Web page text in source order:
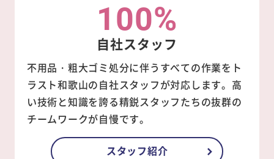
100%
自社スタッフ
不用品・粗大ゴミ処分に伴うすべての作業をト
ラスト和歌山の自社スタッフが対応します。高
い技術と知識を誇る精鋭スタッフたちの抜群の
チームワークが自慢です。
スタッフ紹介